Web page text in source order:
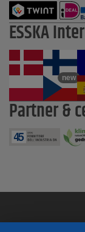
ESSKA
new
Partner &